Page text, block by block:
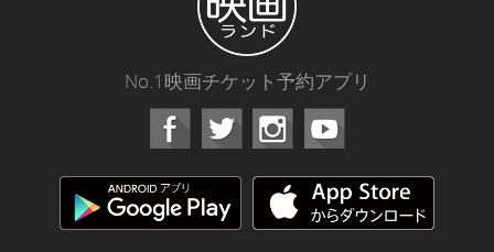
No.1映画チケット予約アプリ
Facebook Instagram